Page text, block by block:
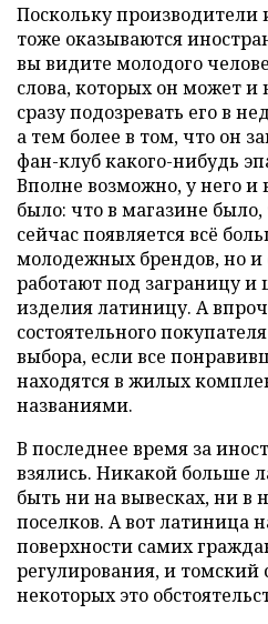
Поскольку производители
тоже оказываются
вы видите молодого
слова, которых он может
сразу подозревать его в
а тем более в том, что он
фан-клуб какого-нибудь
Вполне возможно, у него и
было: что в магазине
сейчас появляется всё
молодежных брендов, но и
работают под заграницу
изделия латиницу. А
состоятельного
выбора, если все
находятся в жилых
названиями.
В последнее время за
взялись. Никакой больше
быть ни на вывесках, ни в
поселков. А вот латиница
поверхности самих
регулирования, и томский
некоторых это